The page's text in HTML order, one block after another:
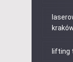
lifting